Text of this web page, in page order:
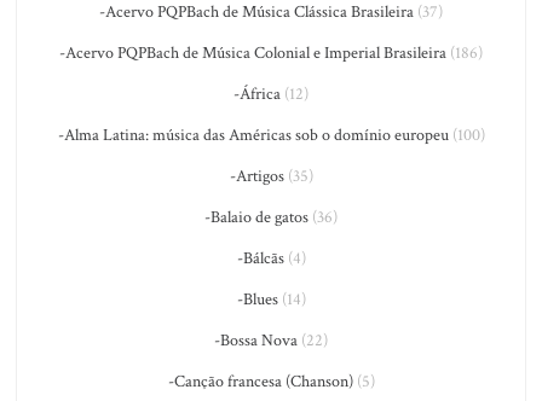
-Acervo PQPBach de Música Clássica Brasileira (37)
-Acervo PQPBach de Música Colonial e Imperial Brasileira (186)
-África (12)
-Alma Latina: música das Américas sob o domínio europeu(100)
-Artigos(35)
-Balaio de gatos (36)
-Bálcãs(4)
-Blues(14)
-Bossa Nova (22)
-Canção francesa (Chanson)(5)